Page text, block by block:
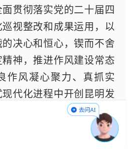
贯彻落实党的二十届四
视整改和成果运用，以
决心和恒心，锲而不舍
神，推进作风建设常态
作风凝心聚力、真抓实
代化进程中开创昆明发
市委书记刘洪建主持会议